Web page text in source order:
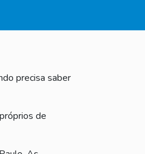
precisa saber
de